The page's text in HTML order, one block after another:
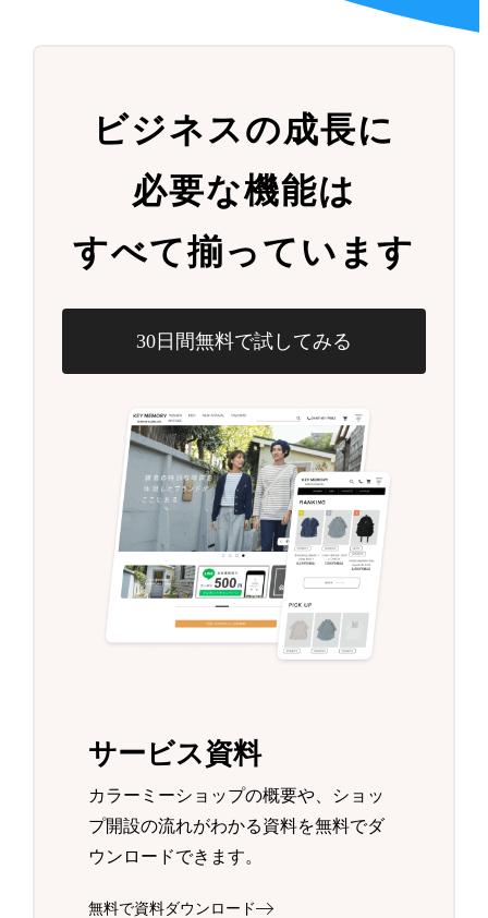
ビジネスの成長に
必要な機能は
すべて揃っています
30日間無料で試してみる
サービス資料
カラーミーショップの概要や、ショッ
プ開設の流れがわかる資料を無料でダ
ウンロードできます。
無料で資料ダウンロード